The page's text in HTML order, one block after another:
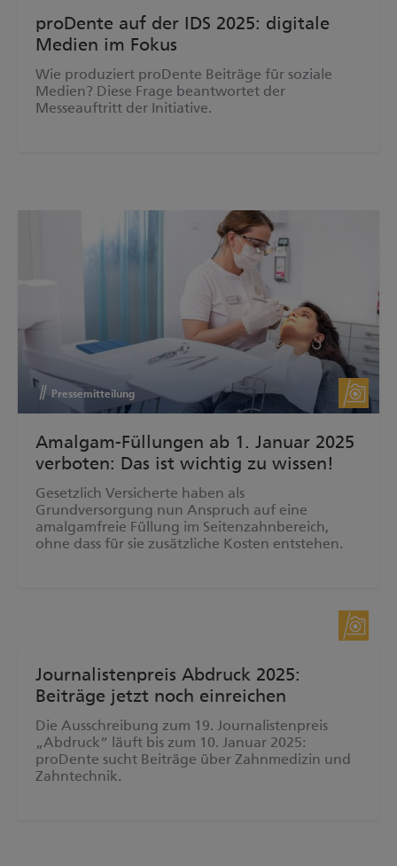
proDente auf der IDS 2025: digitale
Medien im Fokus
Wie produziert proDente Beiträge für soziale
Medien? Diese Frage beantwortet der
Messeauftritt der Initiative.
Pressemitteilung
Amalgam-Füllungen ab 1. Januar 2025
verboten: Das ist wichtig zu wissen!
Gesetzlich Versicherte haben als
Grundversorgung nun Anspruch auf eine
amalgamfreie Füllung im Seitenzahnbereich,
ohne dass für sie zusätzliche Kosten entstehen.
Journalistenpreis Abdruck 2025:
Beiträge jetzt noch einreichen
Die Ausschreibung zum 19. Journalistenpreis
„Abdruck“ läuft bis zum 10. Januar 2025:
proDente sucht Beiträge über Zahnmedizin und
Zahntechnik.